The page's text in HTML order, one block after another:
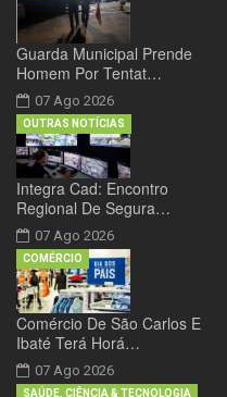
Guarda Municipal Prende
Homem Por Tentat…
07 Ago 2026
Integra Cad: Encontro
Regional De Segura…
07 Ago 2026
OUTRAS NOTÍCIAS
Comércio De São Carlos E
Ibaté Terá Horá…
07 Ago 2026
COMÉRCIO
SAÚDE, CIÊNCIA & TECNOLOGIA